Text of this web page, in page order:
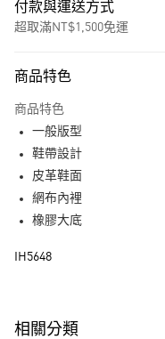
付款與運送方式
超取滿NT$1,500免運
LINE Pay
全家取貨付款
付款後全家取貨
商品特色
商品特色
一般版型
鞋帶設計
皮革鞋面
網布內裡
橡膠大底
IH5648
相關分類